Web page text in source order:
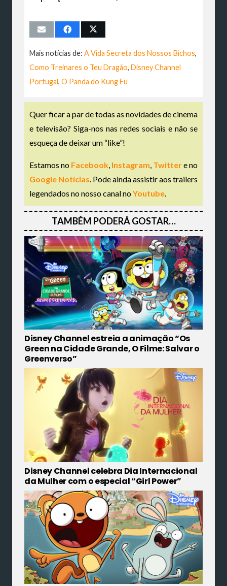
Mais notícias de: A Vida Secreta dos Nossos Bichos,
Como Treinares o Teu Dragão, Disney Channel
Portugal, O Panda do Kung Fu
Quer ficar a par de todas as novidades de cinema
e televisão? Siga-nos nas redes sociais e não se
esqueça de deixar um “like”!
Estamos no Facebook, Instagram, Twittere no
Google Notícias. Pode ainda assistir aos trailers
legendados no nosso canal noYoutube.
TAMBÉM PODERÁ GOSTAR…
Disney Channel estreia a animação “Os
Green na Cidade Grande, O Filme: Salvar o
Greenverso”
Disney Channel celebra Dia Internacional
da Mulher com o especial “Girl Power”